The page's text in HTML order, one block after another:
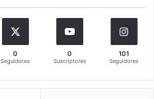
0
Seguidores
0
Suscriptores
101
Seguidores